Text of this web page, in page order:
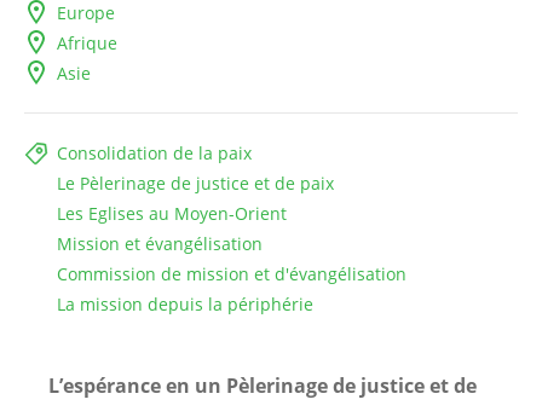
Europe
Afrique
Asie
Consolidation de la paix
Le Pèlerinage de justice et de paix
Les Eglises au Moyen-Orient
Mission et évangélisation
Commission de mission et d'évangélisation
La mission depuis la périphérie
L’espérance en un Pèlerinage de justice et de